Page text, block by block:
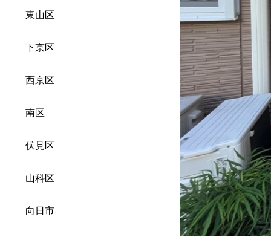
東山区
下京区
西京区
南区
伏見区
山科区
向日市